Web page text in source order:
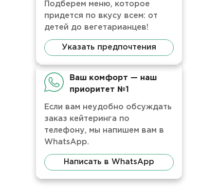
Подберем меню, которое
придется по вкусу всем: от
детей до вегетарианцев!
Указать предпочтения
Ваш комфорт — наш
приоритет №1
Если вам неудобно обсуждать
заказ кейтеринга по
телефону, мы напишем вам в
WhatsApp.
Написать в WhatsApp